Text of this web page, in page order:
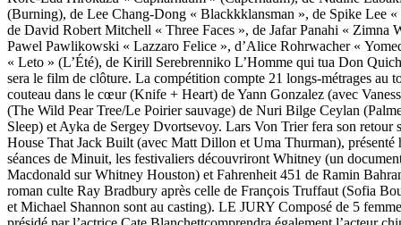
(Burning), de Lee Chang-Dong « Blackkklansman », de Spike Lee
de David Robert Mitchell « Three Faces », de Jafar Panahi « Zimna
Pawel Pawlikowski « Lazzaro Felice », d’Alice Rohrwacher «
« Leto » (L’Été), de Kirill Serebrenniko L’Homme qui tua Don
sera le film de clôture. La compétition compte 21 longs-métrages au
couteau dans le cœur (Knife + Heart) de Yann Gonzalez (avec
(The Wild Pear Tree/Le Poirier sauvage) de Nuri Bilge Ceylan
Sleep) et Ayka de Sergey Dvortsevoy. Lars Von Trier fera son retour
House That Jack Built (avec Matt Dillon et Uma Thurman), présenté
séances de Minuit, les festivaliers découvriront Whitney (un
Macdonald sur Whitney Houston) et Fahrenheit 451 de Ramin
roman culte Ray Bradbury après celle de François Truffaut (Sofia
et Michael Shannon sont au casting). LE JURY Composé de 5